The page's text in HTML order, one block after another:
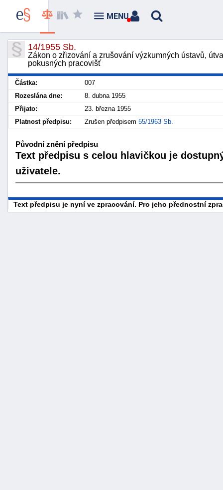
14/1955 Sb.
Zákon o zřizování a zrušování výzkumných ústavů,
pokusných pracovišť
Částka:
007
Rozeslána dne:
8. dubna 1955
Přijato:
23. března 1955
Platnost předpisu:
Zrušen předpisem 55/1963 Sb.
Původní znění předpisu
Text předpisu s celou hlavičkou je
uživatele.
Text předpisu je nyní ve zpracování. Pro jeho přednostní
MENU